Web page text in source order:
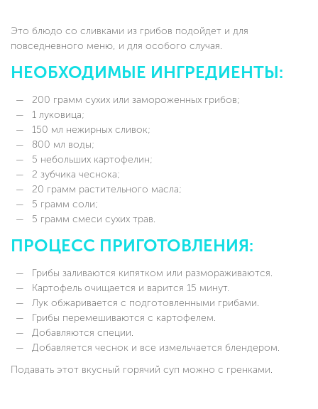
Это блюдо со сливками из грибов подойдет и для
повседневного меню, и для особого случая.
НЕОБХОДИМЫЕ ИНГРЕДИЕНТЫ:
200 грамм сухих или замороженных грибов;
1 луковица;
150 мл нежирных сливок;
800 мл воды;
5 небольших картофелин;
2 зубчика чеснока;
20 грамм растительного масла;
5 грамм соли;
5 грамм смеси сухих трав.
ПРОЦЕСС ПРИГОТОВЛЕНИЯ:
Грибы заливаются кипятком или размораживаются.
Картофель очищается и варится 15 минут.
Лук обжаривается с подготовленными грибами.
Грибы перемешиваются с картофелем.
Добавляются специи.
Добавляется чеснок и все измельчается блендером.
Подавать этот вкусный горячий суп можно с гренками.